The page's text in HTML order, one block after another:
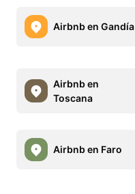
Airbnb en Gandía
Airbnb en
Toscana
Airbnb en Faro